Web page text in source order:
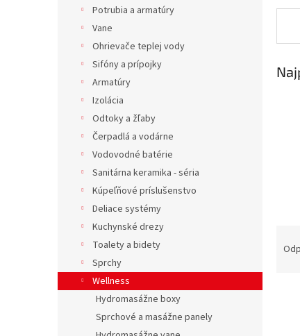
Potrubia a armatúry
Vane
Ohrievače teplej vody
Sifóny a prípojky
Armatúry
Izolácia
Odtoky a žľaby
Čerpadlá a vodárne
Vodovodné batérie
Sanitárna keramika - séria
Kúpeľňové príslušenstvo
Deliace systémy
Kuchynské drezy
Toalety a bidety
Sprchy
Wellness
Hydromasážne boxy
Sprchové a masážne panely